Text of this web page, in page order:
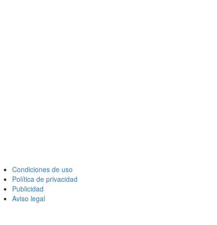
Condiciones de uso
Política de privacidad
Publicidad
Aviso legal